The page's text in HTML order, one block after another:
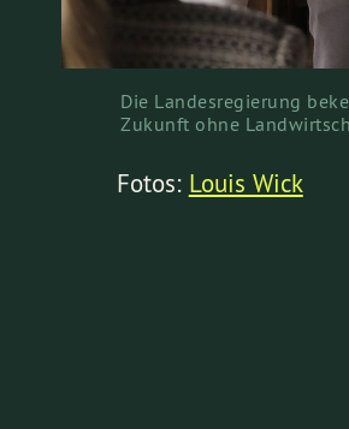
Die Landesregierung
Zukunft ohne
Fotos: Louis Wick